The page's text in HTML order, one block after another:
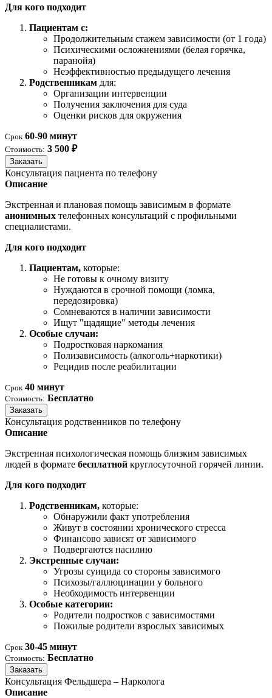
Для кого подходит
Пациентам с:
Продолжительным стажем зависимости (от 1 года)
Психическими осложнениями (белая горячка,
паранойя)
Неэффективностью предыдущего лечения
Родственникам для:
Организации интервенции
Получения заключения для суда
Оценки рисков для окружения
Срок 60-90 минут
Стоимость: 3 500 ₽
Заказать
Консультация пациента по телефону
Описание
Экстренная и плановая помощь зависимым в формате
анонимных телефонных консультаций с профильными
специалистами.
Для кого подходит
Пациентам, которые:
Не готовы к очному визиту
Нуждаются в срочной помощи (ломка,
передозировка)
Сомневаются в наличии зависимости
Ищут "щадящие" методы лечения
Особые случаи:
Подростковая наркомания
Полизависимость (алкоголь+наркотики)
Рецидив после реабилитации
Срок 40 минут
Стоимость: Бесплатно
Заказать
Консультация родственников по телефону
Описание
Экстренная психологическая помощь близким зависимых
людей в формате бесплатной круглосуточной горячей линии.
Для кого подходит
Родственникам, которые:
Обнаружили факт употребления
Живут в состоянии хронического стресса
Финансово зависят от зависимого
Подвергаются насилию
Экстренные случаи:
Угрозы суицида со стороны зависимого
Психозы/галлюцинации у больного
Необходимость интервенции
Особые категории:
Родители подростков с зависимостями
Пожилые родители взрослых зависимых
Срок 30-45 минут
Стоимость: Бесплатно
Заказать
Консультация Фельдшера – Нарколога
Описание